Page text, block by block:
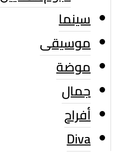
سينما
موسيقى
موضة
جمال
أفراح
Diva